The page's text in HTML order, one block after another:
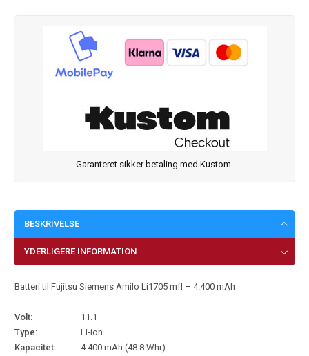
Garanteret sikker betaling med Kustom.
BESKRIVELSE
YDERLIGERE INFORMATION
Batteri til Fujitsu Siemens Amilo Li1705 mfl – 4.400 mAh
Volt:
11.1
Type:
Li-ion
Kapacitet:
4.400 mAh (48.8 Whr)